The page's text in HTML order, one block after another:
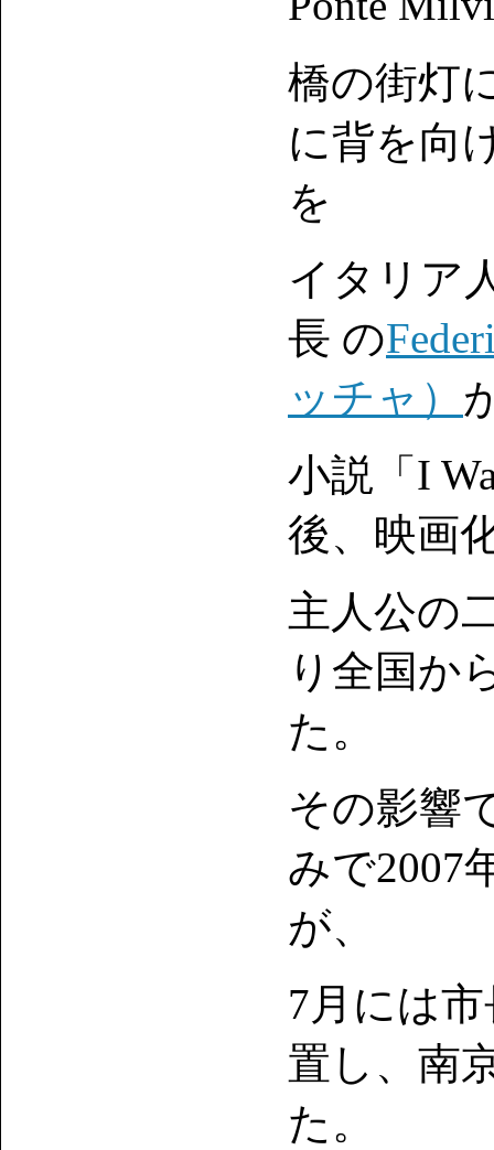
橋の街灯
に背を向
を
イタリア
長 の
ッチャ）
小説「I
後、映画
主人公の
り全国か
た。
その影響
みで2007
が、
7月には
置し、南
た。